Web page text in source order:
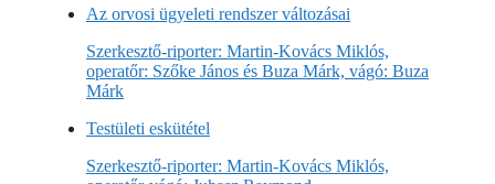
Az orvosi ügyeleti rendszer változásai
Szerkesztő-riporter: Martin-Kovács Miklós,
operatőr: Szőke János és Buza Márk, vágó: Buza
Márk
Testületi eskütétel
Szerkesztő-riporter: Martin-Kovács Miklós,